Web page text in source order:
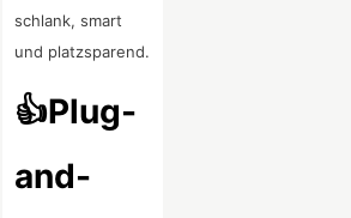
schlank, smart
und platzsparend.
👍Plug-
and-